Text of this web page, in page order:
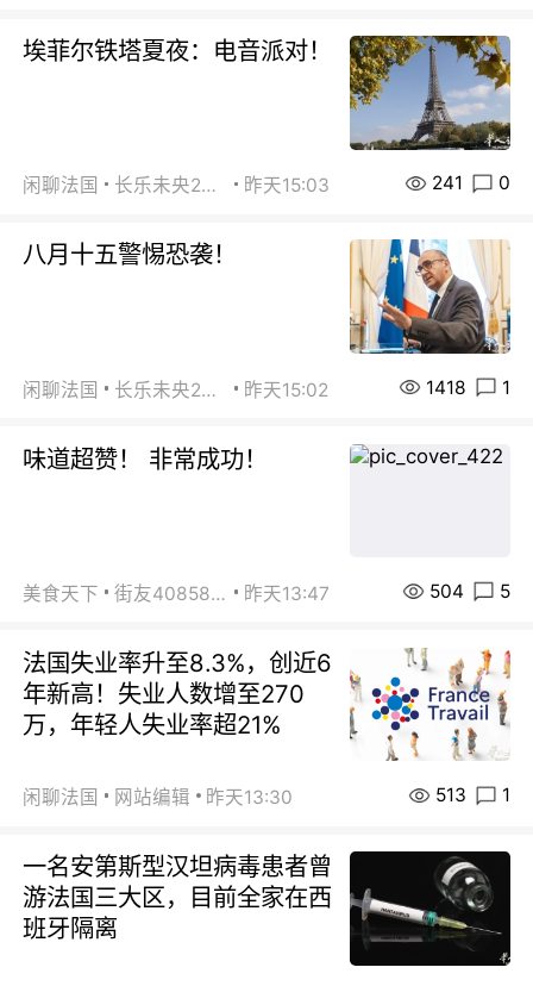
埃菲尔铁塔夏夜：电音派对！
闲聊法国 长乐未央2015 昨天15:03 241 0
八月十五警惕恐袭！
闲聊法国 长乐未央2015 昨天15:02 1418 1
味道超赞！ 非常成功！
美食天下 街友40858442 昨天13:47 504 5
法国失业率升至8.3%，创近6
年新高！失业人数增至270
万，年轻人失业率超21%
闲聊法国 网站编辑 昨天13:30 513 1
一名安第斯型汉坦病毒患者曾
游法国三大区，目前全家在西
班牙隔离